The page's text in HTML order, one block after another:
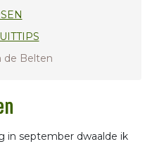
de Belten
in september dwaalde ik